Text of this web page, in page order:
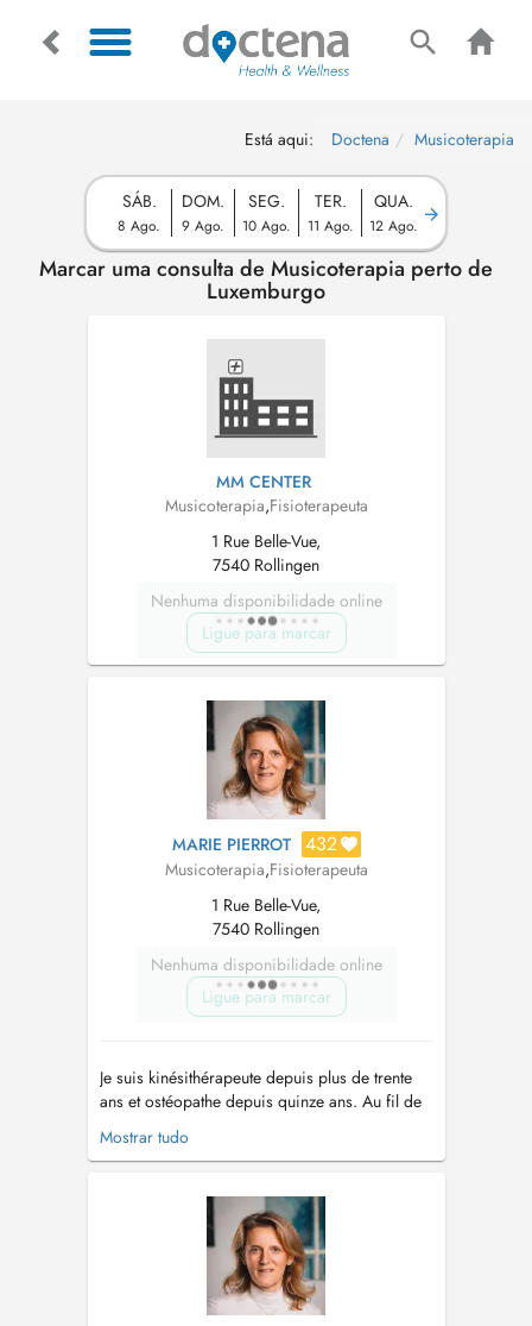
Está aqui: Doctena Musicoterapia
SÁB.
8 Ago.
DOM.
9 Ago.
SEG.
10 Ago.
TER.
11 Ago.
QUA.
12 Ago.
Marcar uma consulta de Musicoterapia perto de
Luxemburgo
MM CENTER
Musicoterapia,Fisioterapeuta
1 Rue Belle-Vue,
7540 Rollingen
Nenhuma disponibilidade online
Ligue para marcar
MARIE PIERROT 432
Musicoterapia,Fisioterapeuta
1 Rue Belle-Vue,
7540 Rollingen
Nenhuma disponibilidade online
Ligue para marcar
Je suis kinésithérapeute depuis plus de trente
ans et ostéopathe depuis quinze ans. Au fil de
mon parcours, j'ai développé une approche
holistique qui relie le corps, les émotions, la
intention est de comprendre l'origine profonde
des déséquilibres, plu...
Mostrar tudo